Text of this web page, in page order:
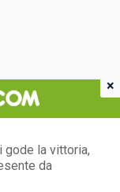
gode la vittoria,
da
×